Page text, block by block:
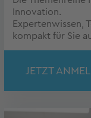
Innovation.
Expertenwissen,
kompakt für Sie
JETZT